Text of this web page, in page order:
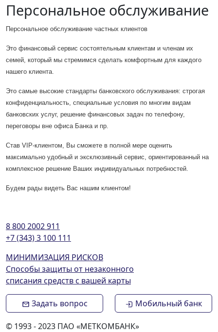
Персональное обслуживание
Персональное обслуживание частных клиентов
Это финансовый сервис состоятельным клиентам и членам их
семей, который мы стремимся сделать комфортным для каждого
нашего клиента.
Это самые высокие стандарты банковского обслуживания: строгая
конфиденциальность, специальные условия по многим видам
банковских услуг, решение финансовых задач по телефону,
переговоры вне офиса Банка и пр.
Став VIP-клиентом, Вы сможете в полной мере оценить
максимально удобный и эксклюзивный сервис, ориентированный на
комплексное решение Ваших индивидуальных потребностей.
Будем рады видеть Вас нашим клиентом!
8 800 2002 911
+7 (343) 3 100 111
МИНИМИЗАЦИЯ РИСКОВ
Способы защиты от незаконного
списания средств с вашей карты
Задать вопрос Мобильный банк
© 1993 - 2023 ПАО «МЕТКОМБАНК»